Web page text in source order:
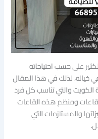
على حسب احتياجاته
خياله، لذلك في هذا المقال
والتي تناسب كل فرد
ومنظم هذه القاعات
والمستلزمات التي